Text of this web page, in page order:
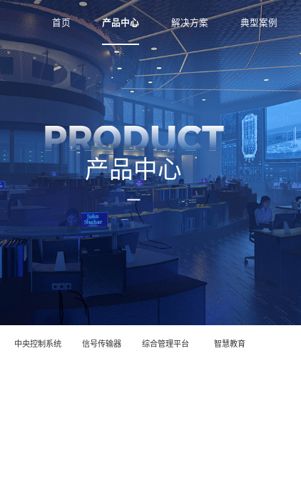
首页 产品中心 解决方案 典型案例
PRODUCT
产品中心
中央控制系统 信号传输器 综合管理平台 智慧教育